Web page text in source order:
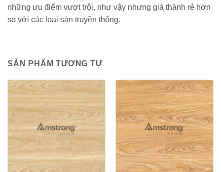
những ưu điểm vượt trội, như vậy nhưng giá thành rẻ hơn
so với các loại sàn truyền thống.
SẢN PHẨM TƯƠNG TỰ